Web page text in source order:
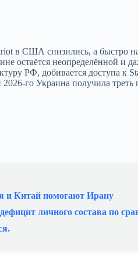
в США снизились, а быстро
остаётся неопределённой и
РФ, добивается доступа к
Украина получила
и Китай помогают Ирану
личного состава по